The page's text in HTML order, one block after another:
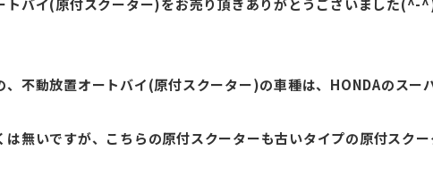
トバイ(原付スクーター)をお売り頂きありがとうございました(^-
、不動放置オートバイ(原付スクーター)の車種は、HONDAのスー
は無いですが、こちらの原付スクーターも古いタイプの原付スクー